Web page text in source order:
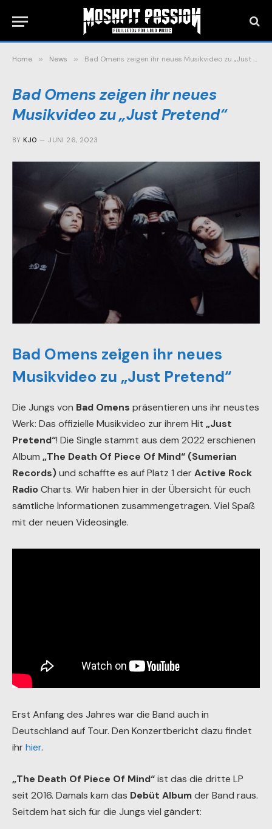
Home » News » Bad Omens zeigen ihr neues Musikvideo zu „Just Pretend“
Bad Omens zeigen ihr neues
Musikvideo zu „Just Pretend“
BY KJO JUNI 26, 2023
Bad Omens zeigen ihr neues
Musikvideo zu „Just Pretend“
Die Jungs von Bad Omens präsentieren uns ihr neustes
Werk: Das offizielle Musikvideo zur ihrem Hit „Just
Pretend“! Die Single stammt aus dem 2022 erschienen
Album „The Death Of Piece Of Mind“ (Sumerian
Records)und schaffte es auf Platz 1 derActive Rock
Radio Charts. Wir haben hier in der Übersicht für euch
sämtliche Informationen zusammengetragen. Viel Spaß
mit der neuen Videosingle.
Erst Anfang des Jahres war die Band auch in
Deutschland auf Tour. Den Konzertbericht dazu findet
ihrhier.
„The Death Of Piece Of Mind“ist das die dritte LP
seit 2016. Damals kam das Debüt Albumder Band raus.
Seitdem hat sich für die Jungs viel gändert: